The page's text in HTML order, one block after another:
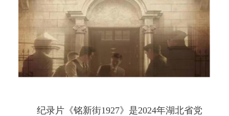
纪录片《铭新街1927》是2024年湖北省党